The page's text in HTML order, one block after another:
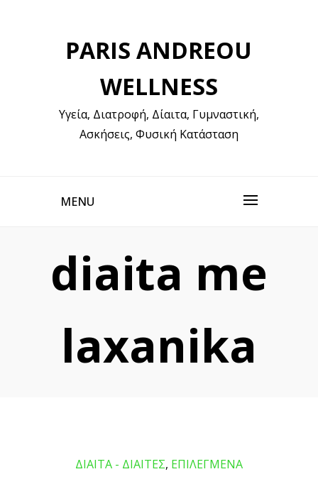
PARIS ANDREOU
WELLNESS
Υγεία, Διατροφή, Δίαιτα, Γυμναστική,
Ασκήσεις, Φυσική Κατάσταση
MENU
diaita me
laxanika
ΔΙΑΙΤΑ - ΔΙΑΙΤΕΣ, ΕΠΙΛΕΓΜΕΝΑ